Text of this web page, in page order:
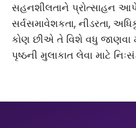
સહનશીલતાને પ્રોત્સાહન
સર્વસમાવેશકતા, નીડરતા,
કોણ છીએ તે વિશે વધુ જાણવા
પૃષ્ઠની મુલાકાત લેવા માટે